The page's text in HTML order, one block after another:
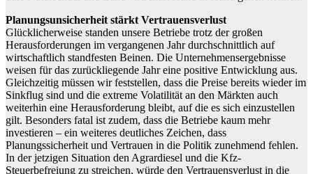
Planungsunsicherheit stärkt Vertrauensverlust
Glücklicherweise standen unsere Betriebe trotz der großen
Herausforderungen im vergangenen Jahr durchschnittlich auf
wirtschaftlich standfesten Beinen. Die Unternehmensergebnisse
weisen für das zurückliegende Jahr eine positive Entwicklung aus.
Gleichzeitig müssen wir feststellen, dass die Preise bereits wieder im
Sinkflug sind und die extreme Volatilität an den Märkten auch
weiterhin eine Herausforderung bleibt, auf die es sich einzustellen
gilt. Besonders fatal ist zudem, dass die Betriebe kaum mehr
investieren – ein weiteres deutliches Zeichen, dass
Planungssicherheit und Vertrauen in die Politik zunehmend fehlen.
In der jetzigen Situation den Agrardiesel und die Kfz-
Steuerbefreiung zu streichen, würde den Vertrauensverlust in die